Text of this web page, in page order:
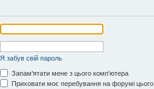
Я забув свій пароль
Запам'ятати мене з цього комп'ютера
Приховати моє перебування на форумі